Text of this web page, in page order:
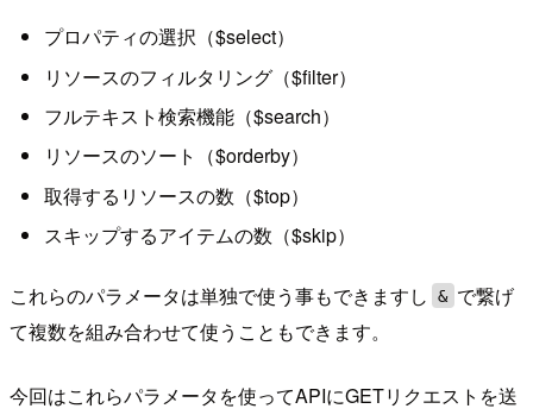
プロパティの選択（$select）
リソースのフィルタリング（$filter）
フルテキスト検索機能（$search）
リソースのソート（$orderby）
取得するリソースの数（$top）
スキップするアイテムの数（$skip）
これらのパラメータは単独で使う事もできますし & で繋げ
て複数を組み合わせて使うこともできます。
今回はこれらパラメータを使ってAPIにGETリクエストを送